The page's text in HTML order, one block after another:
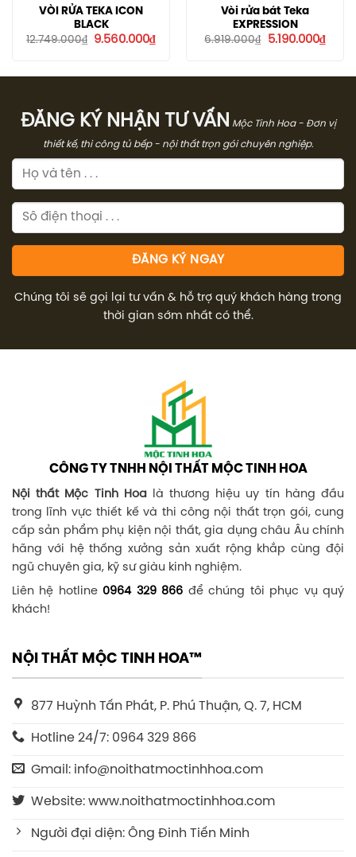
VÒI RỬA TEKA ICON
BLACK
12.749.000₫
Giá
9.560.000₫Giá
hiện
9.560.000₫.
Vòi rửa bát Teka
EXPRESSION
6.919.000₫
Giá
5.190.000₫Giá
hiện
ĐĂNG KÝ NHẬN TƯ VẤN Mộc Tinh Hoa - Đơn vị
thiết kế, thi công tủ bếp - nội thất trọn gói chuyên nghiệp.
Chúng tôi sẽ gọi lại tư vấn & hỗ trợ quý khách hàng trong
thời gian sớm nhất có thể.
CÔNG TY TNHH NỘI THẤT MỘC TINH HOA
Nội thất Mộc Tinh Hoalà thương hiệu uy tín hàng đầu
trong lĩnh vực thiết kế và thi công nội thất trọn gói, cung
cấp sản phẩm phụ kiện nội thất, gia dụng châu Âu chính
hãng với hệ thống xưởng sản xuất rộng khắp cùng đội
ngũ chuyên gia, kỹ sư giàu kinh nghiệm.
Liên hệ hotline 0964 329 866 để chúng tôi phục vụ quý
khách!
NỘI THẤT MỘC TINH HOA™
877 Huỳnh Tấn Phát, P. Phú Thuận, Q. 7, HCM
Hotline 24/7: 0964 329 866
Gmail: info@noithatmoctinhhoa.com
Website: www.noithatmoctinhhoa.com
Người đại diện: Ông Đinh Tiến Minh